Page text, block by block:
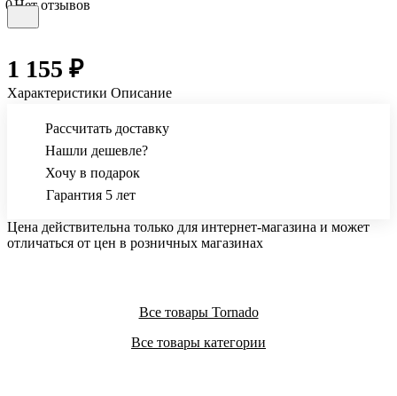
0Нет отзывов
1 155 ₽
Характеристики Описание
Рассчитать доставку
Нашли дешевле?
Хочу в подарок
Гарантия 5 лет
Цена действительна только для интернет-магазина и может
отличаться от цен в розничных магазинах
Все товары Tornado
Все товары категории